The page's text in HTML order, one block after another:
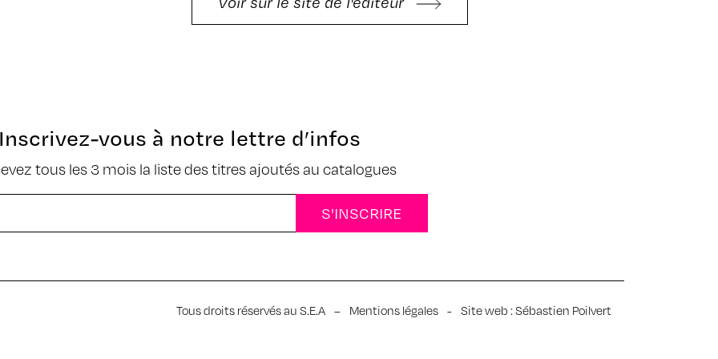
Inscrivez-vous à notre lettre d’infos
tous les 3 mois la liste des titres ajoutés au catalogues
Tous droits réservés au S.E.A – Mentions légales - Site web :Sébastien Poilvert